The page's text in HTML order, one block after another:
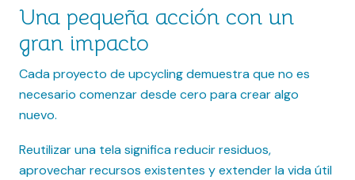
Una pequeña acción con un
gran impacto
Cada proyecto de upcycling demuestra que no es
necesario comenzar desde cero para crear algo
nuevo.
Reutilizar una tela significa reducir residuos,
aprovechar recursos existentes y extender la vida útil